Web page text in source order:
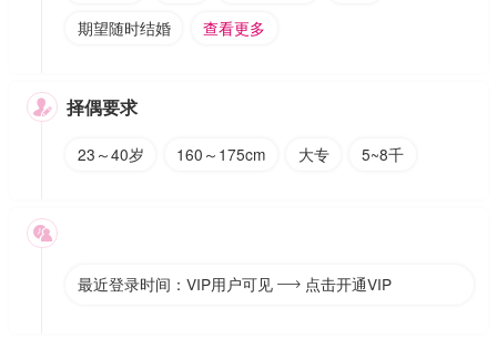
期望随时结婚
查看更多
 择偶要求
23～40岁 160～175cm 大专 5~8千

最近登录时间：VIP用户可见  点击开通VIP